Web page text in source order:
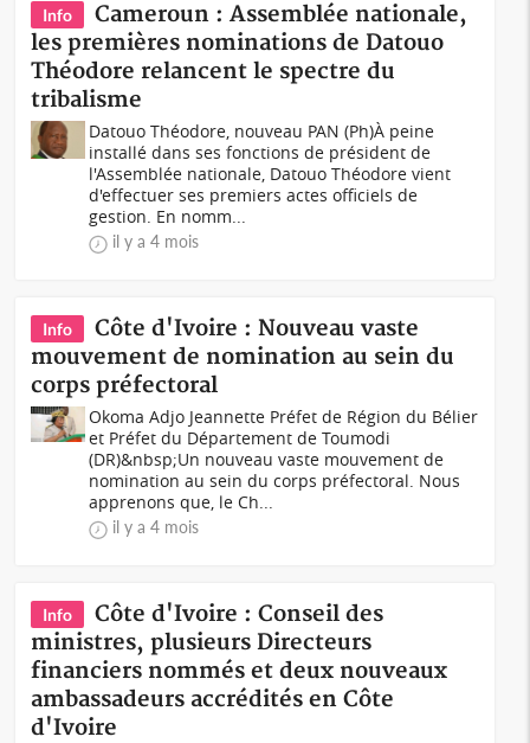
Info
Cameroun : Assemblée nationale,
les premières nominations de Datouo
Théodore relancent le spectre du
tribalisme
Datouo Théodore, nouveau PAN (Ph)À peine
installé dans ses fonctions de président de
l'Assemblée nationale, Datouo Théodore vient
d'effectuer ses premiers actes officiels de
gestion. En nomm...
il y a 4 mois
Info
Côte d'Ivoire : Nouveau vaste
mouvement de nomination au sein du
corps préfectoral
Okoma Adjo Jeannette Préfet de Région du Bélier
et Préfet du Département de Toumodi
(DR)&nbsp;Un nouveau vaste mouvement de
nomination au sein du corps préfectoral. Nous
apprenons que, le Ch...
il y a 4 mois
Info
Côte d'Ivoire : Conseil des
ministres, plusieurs Directeurs
financiers nommés et deux nouveaux
ambassadeurs accrédités en Côte
d'Ivoire